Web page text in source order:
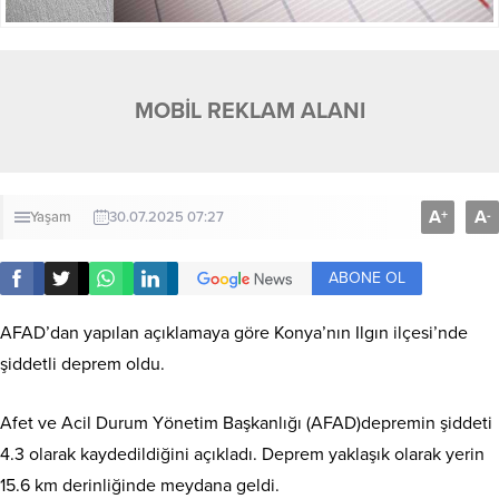
MOBİL REKLAM ALANI
Yaşam 30.07.2025 07:27 A+ A-
ABONE OL
AFAD’dan yapılan açıklamaya göre Konya’nın Ilgın ilçesi’nde
şiddetli deprem oldu.
Afet ve Acil Durum Yönetim Başkanlığı (AFAD)depremin şiddeti
4.3 olarak kaydedildiğini açıkladı. Deprem yaklaşık olarak yerin
15.6 km derinliğinde meydana geldi.